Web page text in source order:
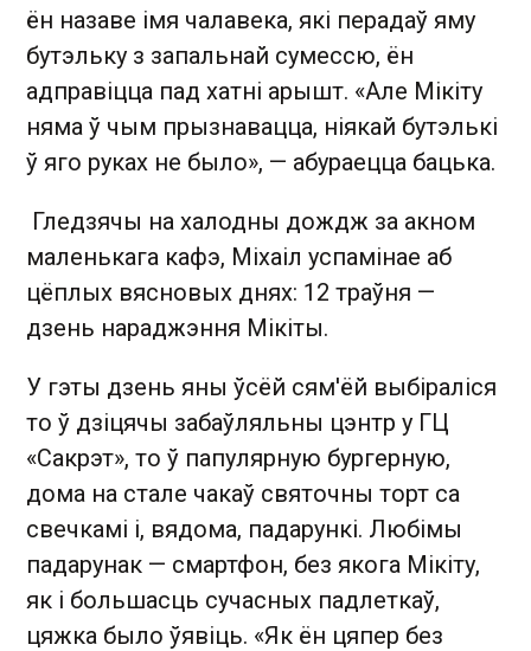
ён назаве імя чалавека, які перадаў яму
бутэльку з запальнай сумессю, ён
адправіцца пад хатні арышт. «Але Мікіту
няма ў чым прызнавацца, ніякай бутэлькі
ў яго руках не было», — абураецца бацька.
Гледзячы на халодны дождж за акном
маленькага кафэ, Міхаіл успамінае аб
цёплых вясновых днях: 12 траўня —
дзень нараджэння Мікіты.
У гэты дзень яны ўсёй сям'ёй выбіраліся
то ў дзіцячы забаўляльны цэнтр у ГЦ
«Сакрэт», то ў папулярную бургерную,
дома на стале чакаў святочны торт са
свечкамі і, вядома, падарункі. Любімы
падарунак — смартфон, без якога Мікіту,
як і большасць сучасных падлеткаў,
цяжка было ўявіць. «Як ён цяпер без